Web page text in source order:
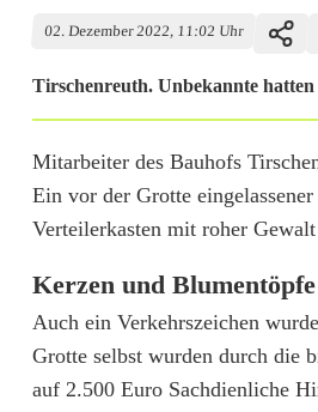
02. Dezember 2022, 11:02 Uhr
Tirschenreuth. Unbekannte
V
a
d
a
l
Mitarbeiter des Bauhofs
Ein vor der Grotte
Verteilerkasten mit roher
Kerzen und
Auch ein Verkehrszeichen
Grotte selbst wurden durch die
auf 2.500 Euro Sachdienliche